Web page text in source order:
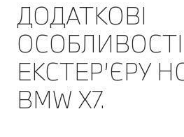
ДОДАТКОВІ
ОСОБЛИВОСТІ
ЕКСТЕР’ЄРУ
BMW Х7.